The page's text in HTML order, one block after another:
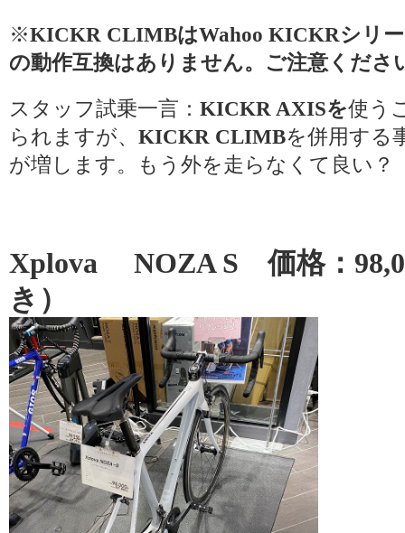
※KICKR CLIMBはWahoo KICKRシリ
の動作互換はありません。ご注意くださ
スタッフ試乗一言： KICKR AXISを使う
られますが、 KICKR CLIMBを併用する
が増します。もう外を走らなくて良い？
Xplova NOZA S価格：
き）